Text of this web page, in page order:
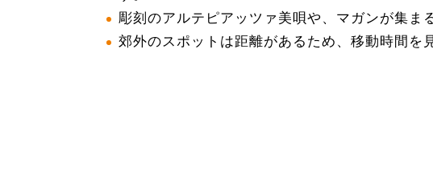
彫刻のアルテピアッツァ美唄や、マガンが集ま
郊外のスポットは距離があるため、移動時間を